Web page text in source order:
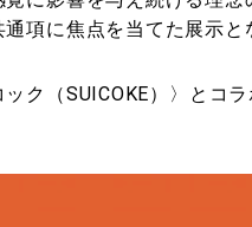
項に焦点を当てた展示と
ク（SUICOKE）〉とコ